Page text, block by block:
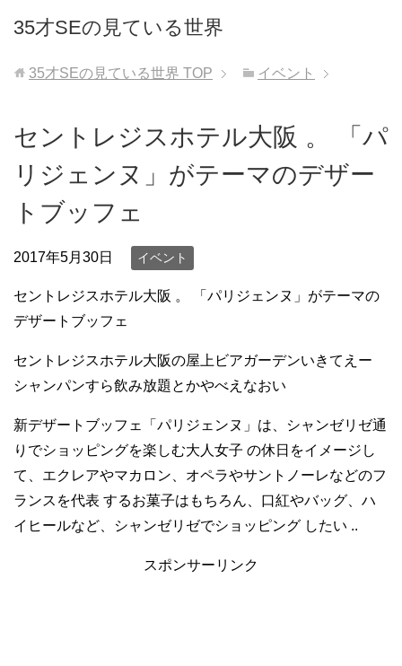
35才SEの見ている世界
35才SEの見ている世界 TOP イベント
セントレジスホテル大阪 。 「パ
リジェンヌ」がテーマのデザー
トブッフェ
2017年5月30日 イベント
セントレジスホテル大阪 。 「パリジェンヌ」がテーマの
デザートブッフェ
セントレジスホテル大阪の屋上ビアガーデンいきてえー
シャンパンすら飲み放題とかやべえなおい
新デザートブッフェ「パリジェンヌ」は、シャンゼリゼ通
りでショッピングを楽しむ大人女子 の休日をイメージし
て、エクレアやマカロン、オペラやサントノーレなどのフ
ランスを代表 するお菓子はもちろん、口紅やバッグ、ハ
イヒールなど、シャンゼリゼでショッピング したい ..
スポンサーリンク